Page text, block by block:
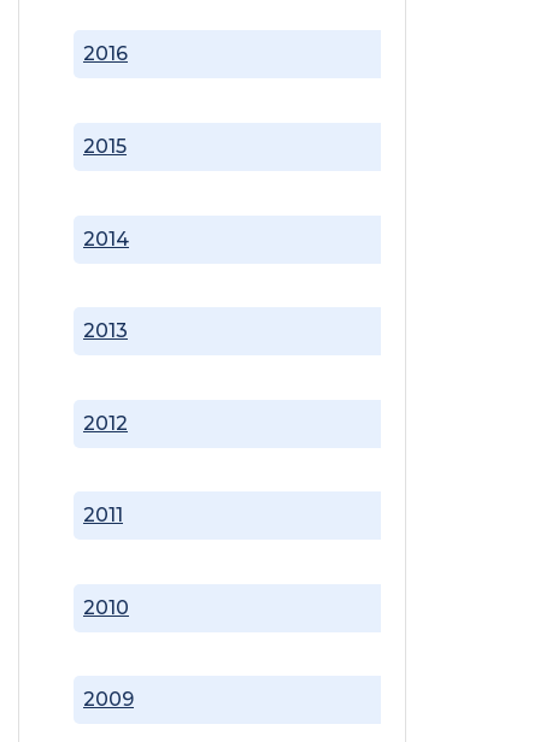
2009
2010
2011
2012
2013
2014
2015
2016